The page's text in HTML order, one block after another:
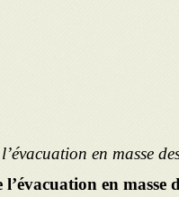
en masse
en masse